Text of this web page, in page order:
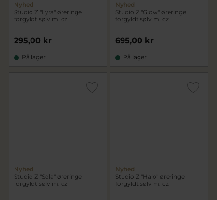
Nyhed
Studio Z "Lyra" øreringe
forgyldt sølv m. cz
295,00 kr
På lager
Nyhed
Studio Z "Glow" øreringe
forgyldt sølv m. cz
695,00 kr
På lager
Nyhed
Studio Z "Sola" øreringe
forgyldt sølv m. cz
Nyhed
Studio Z "Halo" øreringe
forgyldt sølv m. cz